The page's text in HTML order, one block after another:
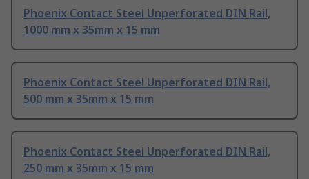
Phoenix Contact Steel Unperforated DIN Rail,
1000 mm x 35mm x 15 mm
Phoenix Contact Steel Unperforated DIN Rail,
500 mm x 35mm x 15 mm
Phoenix Contact Steel Unperforated DIN Rail,
250 mm x 35mm x 15 mm